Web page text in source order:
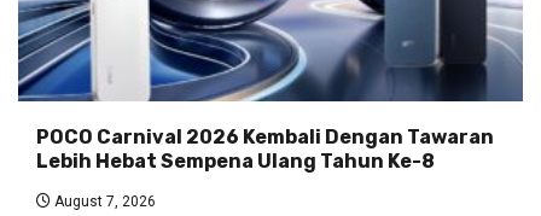
POCO Carnival 2026 Kembali Dengan Tawaran
Lebih Hebat Sempena Ulang Tahun Ke-8
August 7, 2026